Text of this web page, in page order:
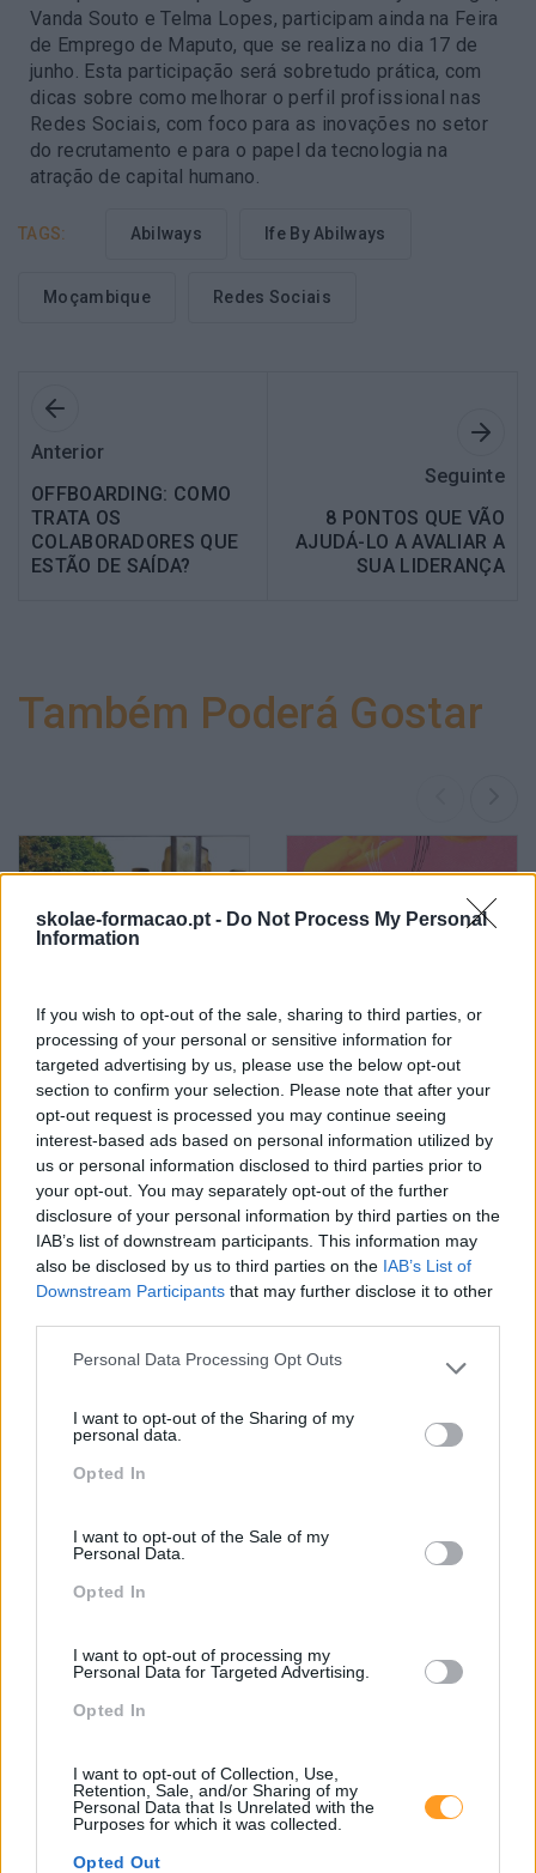
skolae-formacao.pt - Do Not Process My Personal
Information
If you wish to opt-out of the sale, sharing to third parties, or
processing of your personal or sensitive information for
targeted advertising by us, please use the below opt-out
section to confirm your selection. Please note that after your
opt-out request is processed you may continue seeing
interest-based ads based on personal information utilized by
us or personal information disclosed to third parties prior to
your opt-out. You may separately opt-out of the further
disclosure of your personal information by third parties on the
IAB’s list of downstream participants. This information may
also be disclosed by us to third parties on the IAB’s List of
Downstream Participants that may further disclose it to other
Please note that this website/app uses one or more Google
not limited to your visit or usage behaviour. You may click to
grant or deny consent to Google and its third-party tags to
use your data for below specified purposes in below Google
Personal Data Processing Opt Outs
I want to opt-out of the Sharing of my
personal data.
Opted In
I want to opt-out of the Sale of my
Personal Data.
Opted In
I want to opt-out of processing my
Personal Data for Targeted Advertising.
Opted In
I want to opt-out of Collection, Use,
Retention, Sale, and/or Sharing of my
Personal Data that Is Unrelated with the
Purposes for which it was collected.
Opted Out
Vanda Souto e Telma Lopes, participam ainda na Feira
de Emprego de Maputo, que se realiza no dia 17 de
junho. Esta participação será sobretudo prática, com
dicas sobre como melhorar o perfil profissional nas
Redes Sociais, com foco para as inovações no setor
do recrutamento e para o papel da tecnologia na
atração de capital humano.
TAGS: Abilways Ife By Abilways
Moçambique Redes Sociais
Anterior
OFFBOARDING: COMO
TRATA OS
COLABORADORES QUE
ESTÃO DE SAÍDA?
Seguinte
8 PONTOS QUE VÃO
AJUDÁ-LO A AVALIAR A
SUA LIDERANÇA
Também Poderá Gostar
Sustentabilidade
Corporativa, Qual O Papel
Dos Líderes?
Criatividade É Das
Competências Mais
Valorizadas Nos
Colaboradores
Pesquisa
Aprendizagem
Artigo De Opinião
Comunicação
Cultura
Desenvolvimento
Desenvolvimento De Competências
Entrevista